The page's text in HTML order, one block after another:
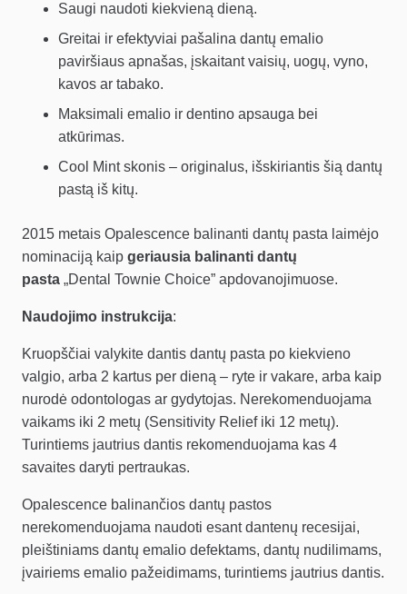
Saugi naudoti kiekvieną dieną.
Greitai ir efektyviai pašalina dantų emalio
paviršiaus apnašas, įskaitant vaisių, uogų, vyno,
kavos ar tabako.
Maksimali emalio ir dentino apsauga bei
atkūrimas.
Cool Mint skonis – originalus, išskiriantis šią dantų
pastą iš kitų.
2015 metais Opalescence balinanti dantų pasta laimėjo
nominaciją kaip geriausia balinanti dantų
pasta „Dental Townie Choice” apdovanojimuose.
Naudojimo instrukcija:
Kruopščiai valykite dantis dantų pasta po kiekvieno
valgio, arba 2 kartus per dieną – ryte ir vakare, arba kaip
nurodė odontologas ar gydytojas. Nerekomenduojama
vaikams iki 2 metų (Sensitivity Relief iki 12 metų).
Turintiems jautrius dantis rekomenduojama kas 4
savaites daryti pertraukas.
Opalescence balinančios dantų pastos
nerekomenduojama naudoti esant dantenų recesijai,
pleištiniams dantų emalio defektams, dantų nudilimams,
įvairiems emalio pažeidimams, turintiems jautrius dantis.